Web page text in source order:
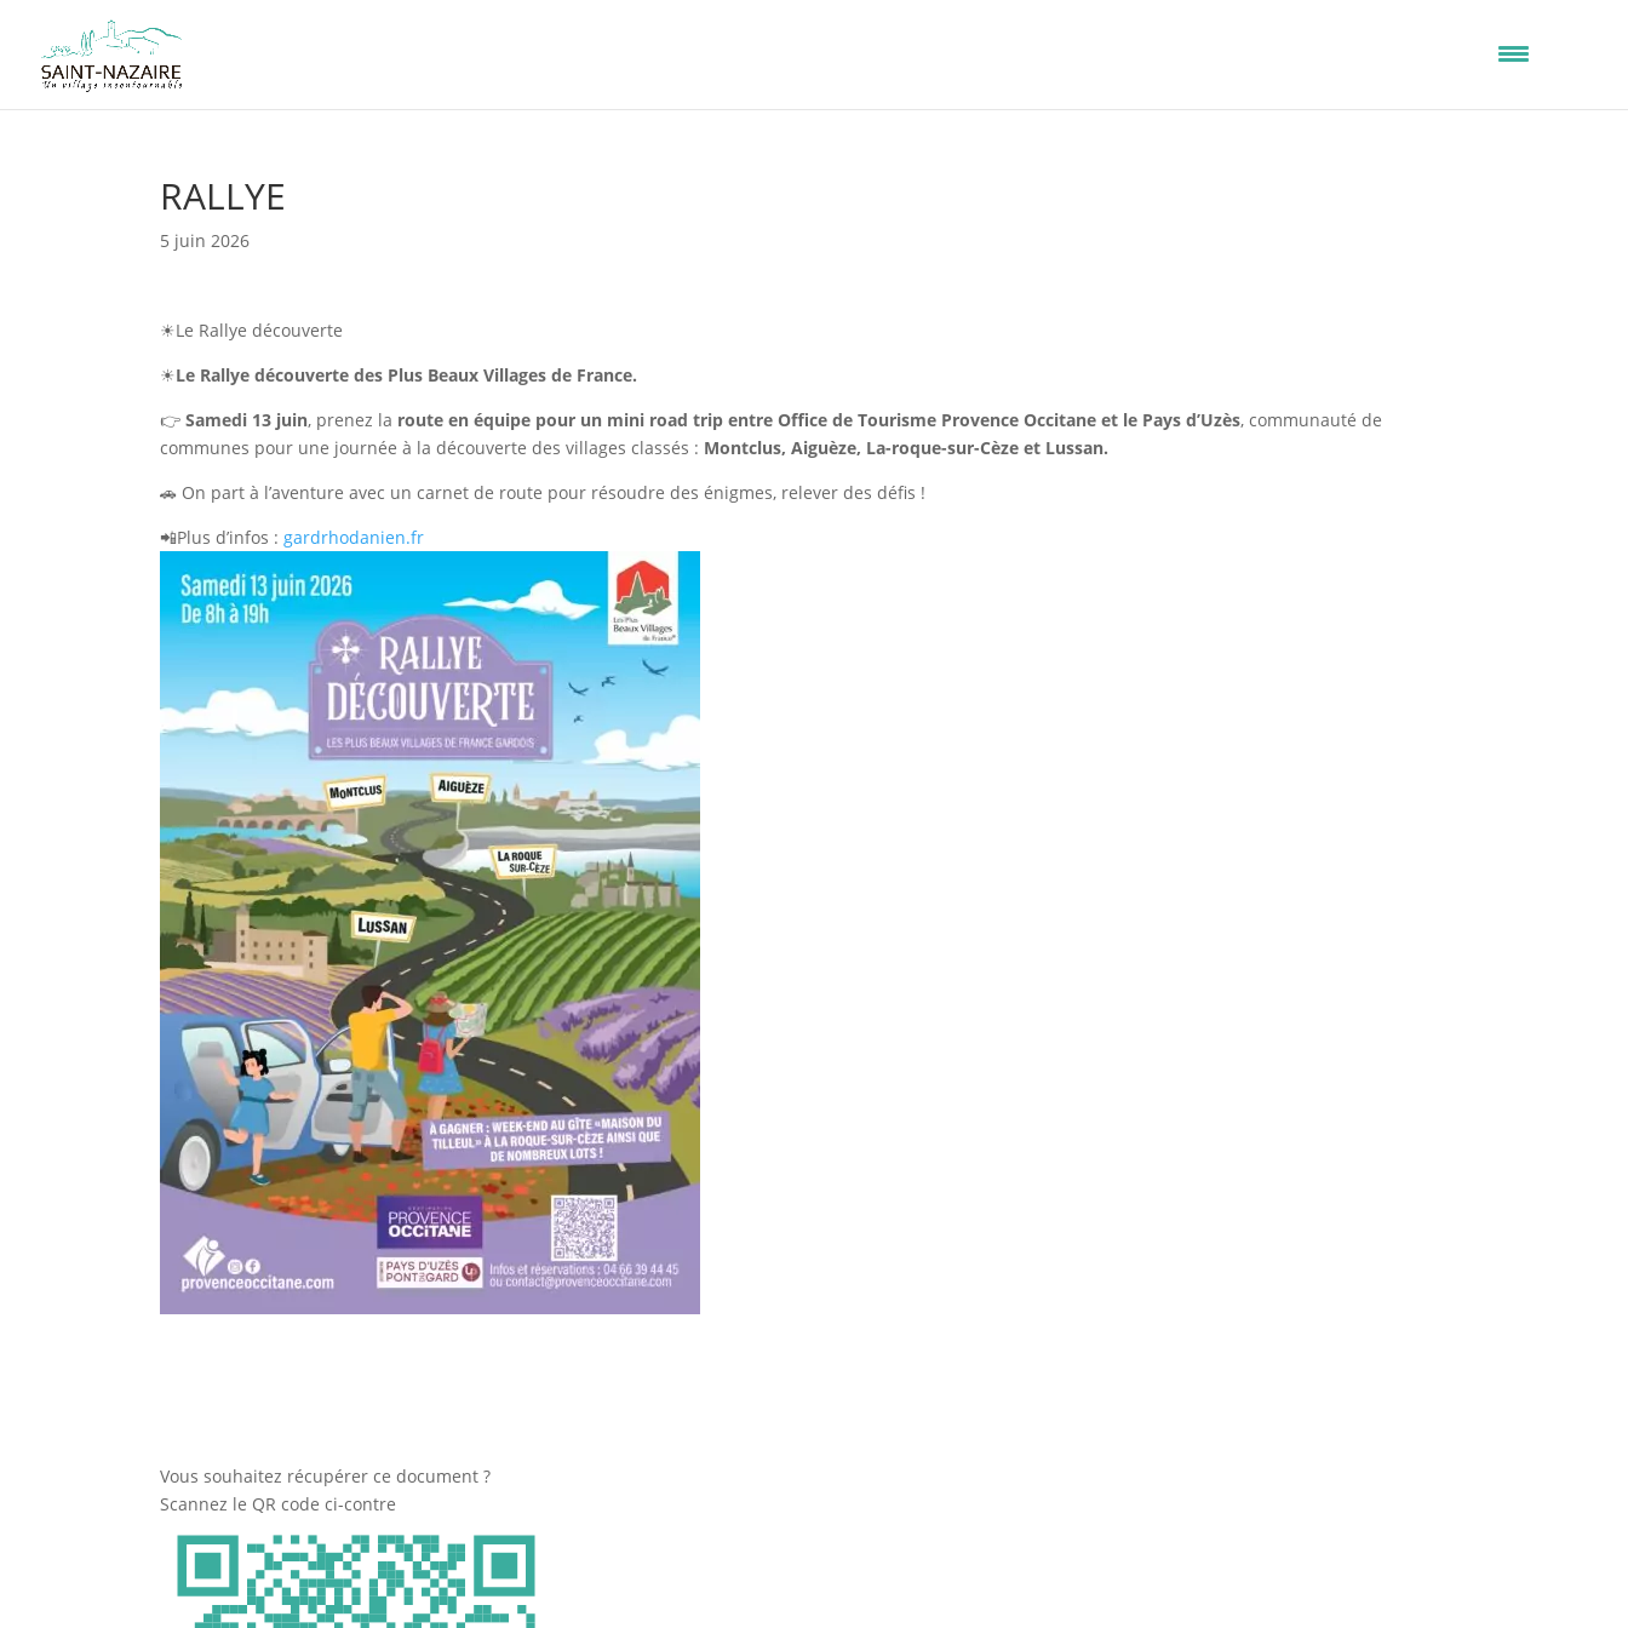
RALLYE
5 juin 2026
☀Le Rallye découverte
☀Le Rallye découverte des Plus Beaux Villages de France.
👉 Samedi 13 juin, prenez la route en équipe pour un mini road trip entre Office de Tourisme Provence Occitane et le Pays d’Uzès, communauté de
communes pour une journée à la découverte des villages classés : Montclus, Aiguèze, La-roque-sur-Cèze et Lussan.
🚗 On part à l’aventure avec un carnet de route pour résoudre des énigmes, relever des défis !
📲Plus d’infos : gardrhodanien.fr
Vous souhaitez récupérer ce document ?
Scannez le QR code ci-contre